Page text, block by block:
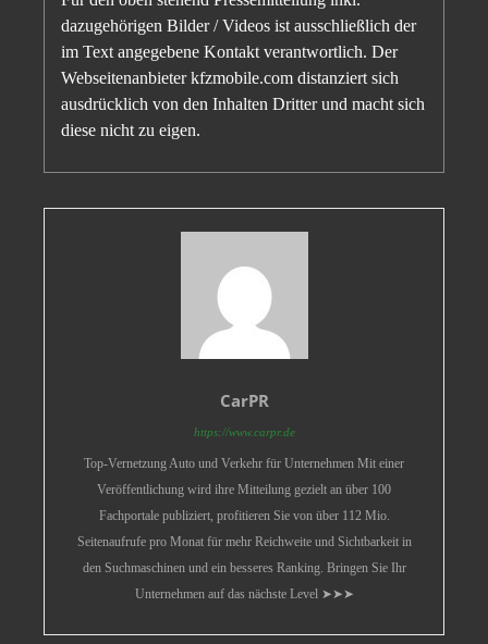
dazugehörigen Bilder / Videos ist ausschließlich der
im Text angegebene Kontakt verantwortlich. Der
Webseitenanbieter kfzmobile.com distanziert sich
ausdrücklich von den Inhalten Dritter und macht sich
diese nicht zu eigen.
CarPR
https://www.carpr.de
Top-Vernetzung Auto und Verkehr für Unternehmen Mit einer
Veröffentlichung wird ihre Mitteilung gezielt an über 100
Fachportale publiziert, profitieren Sie von über 112 Mio.
Seitenaufrufe pro Monat für mehr Reichweite und Sichtbarkeit in
den Suchmaschinen und ein besseres Ranking. Bringen Sie Ihr
Unternehmen auf das nächste Level ➤➤➤